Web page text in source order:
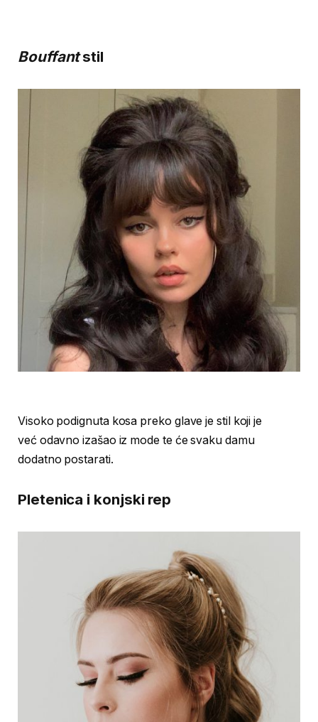
Bouffantstil
Visoko podignuta kosa preko glave je stil koji je
već odavno izašao iz mode te će svaku damu
dodatno postarati.
Pletenica i konjski rep